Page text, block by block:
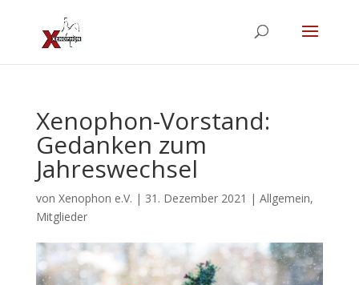
Xenophon-Vorstand:
Gedanken zum
Jahreswechsel
von Xenophon e.V. | 31. Dezember 2021 | Allgemein,
Mitglieder